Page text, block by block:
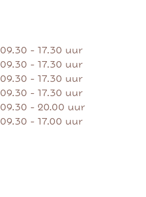
09.30 - 17.30 uur
09.30 - 17.30 uur
09.30 - 17.30 uur
09.30 - 17.30 uur
09.30 - 20.00 uur
09.30 - 17.00 uur